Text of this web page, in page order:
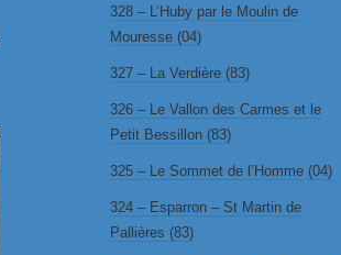
328 – L’Huby par le Moulin de
Mouresse (04)
327 – La Verdière (83)
326 – Le Vallon des Carmes et le
Petit Bessillon (83)
325 – Le Sommet de l’Homme (04)
324 – Esparron – St Martin de
Pallières (83)